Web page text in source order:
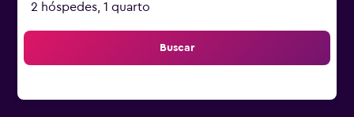
2 hóspedes, 1 quarto
Buscar